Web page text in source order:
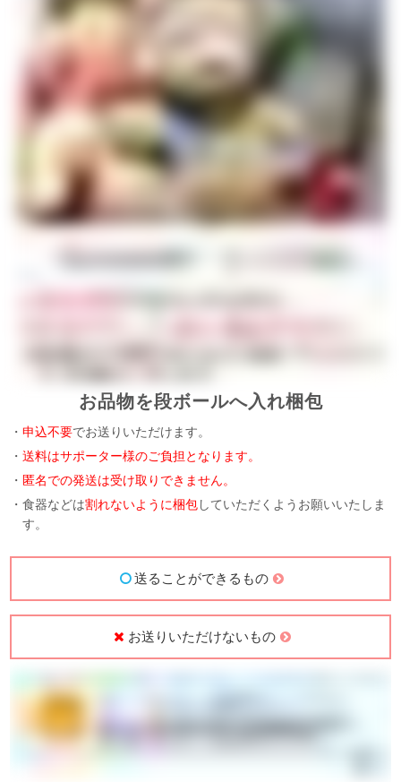
お品物を段ボールへ入れ梱包
・申込不要でお送りいただけます。
・送料はサポーター様のご負担となります。
・ 匿名での発送は受け取りできません。
・食器などは割れないように梱包していただくようお願いいたしま
す。
送ることができるもの
お送りいただけないもの